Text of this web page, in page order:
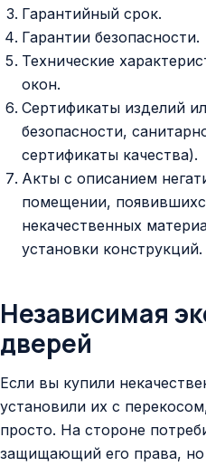
Гарантийный срок.
Гарантии безопасности.
Технические
окон.
Сертификаты изделий
безопасности,
сертификаты качества).
Акты с описанием
помещении,
некачественных
установки конструкций.
Независимая
дверей
Если вы купили
установили их с
просто. На стороне
защищающий его права,